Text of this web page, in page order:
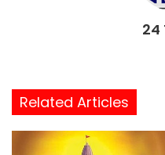
24
Related Articles